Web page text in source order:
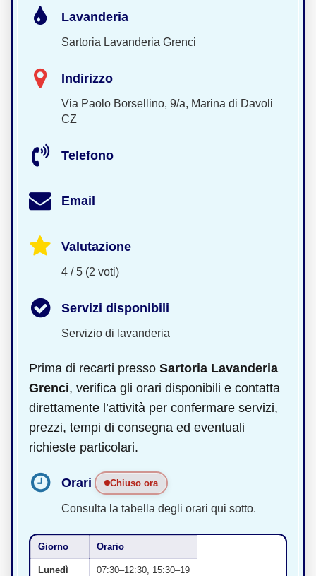
Lavanderia
Sartoria Lavanderia Grenci
Indirizzo
Via Paolo Borsellino, 9/a, Marina di Davoli
CZ
Telefono
Email
Valutazione
4 / 5 (2 voti)
Servizi disponibili
Servizio di lavanderia
Prima di recarti presso Sartoria Lavanderia
Grenci, verifica gli orari disponibili e contatta
direttamente l’attività per confermare servizi,
prezzi, tempi di consegna ed eventuali
richieste particolari.
Orari Chiuso ora
Consulta la tabella degli orari qui sotto.
Giorno Orario
Lunedì 07:30–12:30, 15:30–19